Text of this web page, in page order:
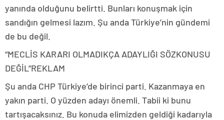
yanında olduğunu belirtti. Bunları konuşmak için
sandığın gelmesi lazım. Şu anda Türkiye’nin gündemi
de bu değil.
“MECLİS KARARI OLMADIKÇA ADAYLIĞI SÖZKONUSU
DEĞİL”REKLAM
Şu anda CHP Türkiye’de birinci parti. Kazanmaya en
yakın parti. O yüzden adayı önemli. Tabii ki bunu
tartışacaksınız. Bu konuda elimizden geldiği kadarıyla